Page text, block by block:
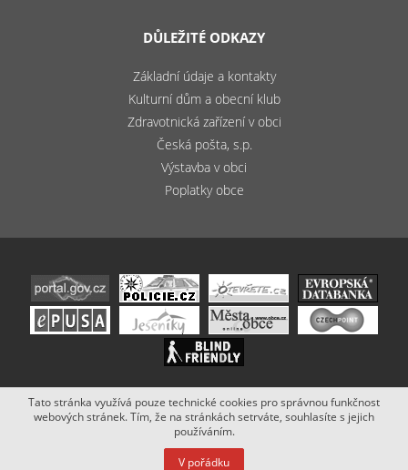
DŮLEŽITÉ ODKAZY
Základní údaje a kontakty
Kulturní dům a obecní klub
Zdravotnická zařízení v obci
Česká pošta, s.p.
Výstavba v obci
Poplatky obce
Copyright (c) 2020 - 2019 Obec Bludov. Stránky vytvořil a spravuje
Netsimple.
Tato stránka využívá pouze technické cookies pro správnou funkčnost
webových stránek. Tím, že na stránkách setrváte, souhlasíte s jejich
používáním.
V pořádku